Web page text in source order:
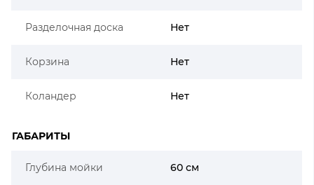
Разделочная доска Нет
Корзина Нет
Коландер Нет
ГАБАРИТЫ
Глубина мойки 60 см